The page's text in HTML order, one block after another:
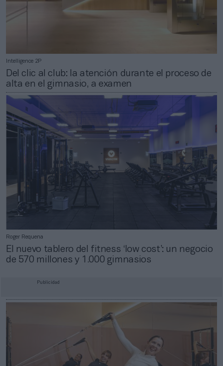
Intelligence 2P
Del clic al club: la atención durante el proceso de
alta en el gimnasio, a examen
Roger Requena
El nuevo tablero del fitness ‘low cost’: un negocio
de 570 millones y 1.000 gimnasios
Publicidad